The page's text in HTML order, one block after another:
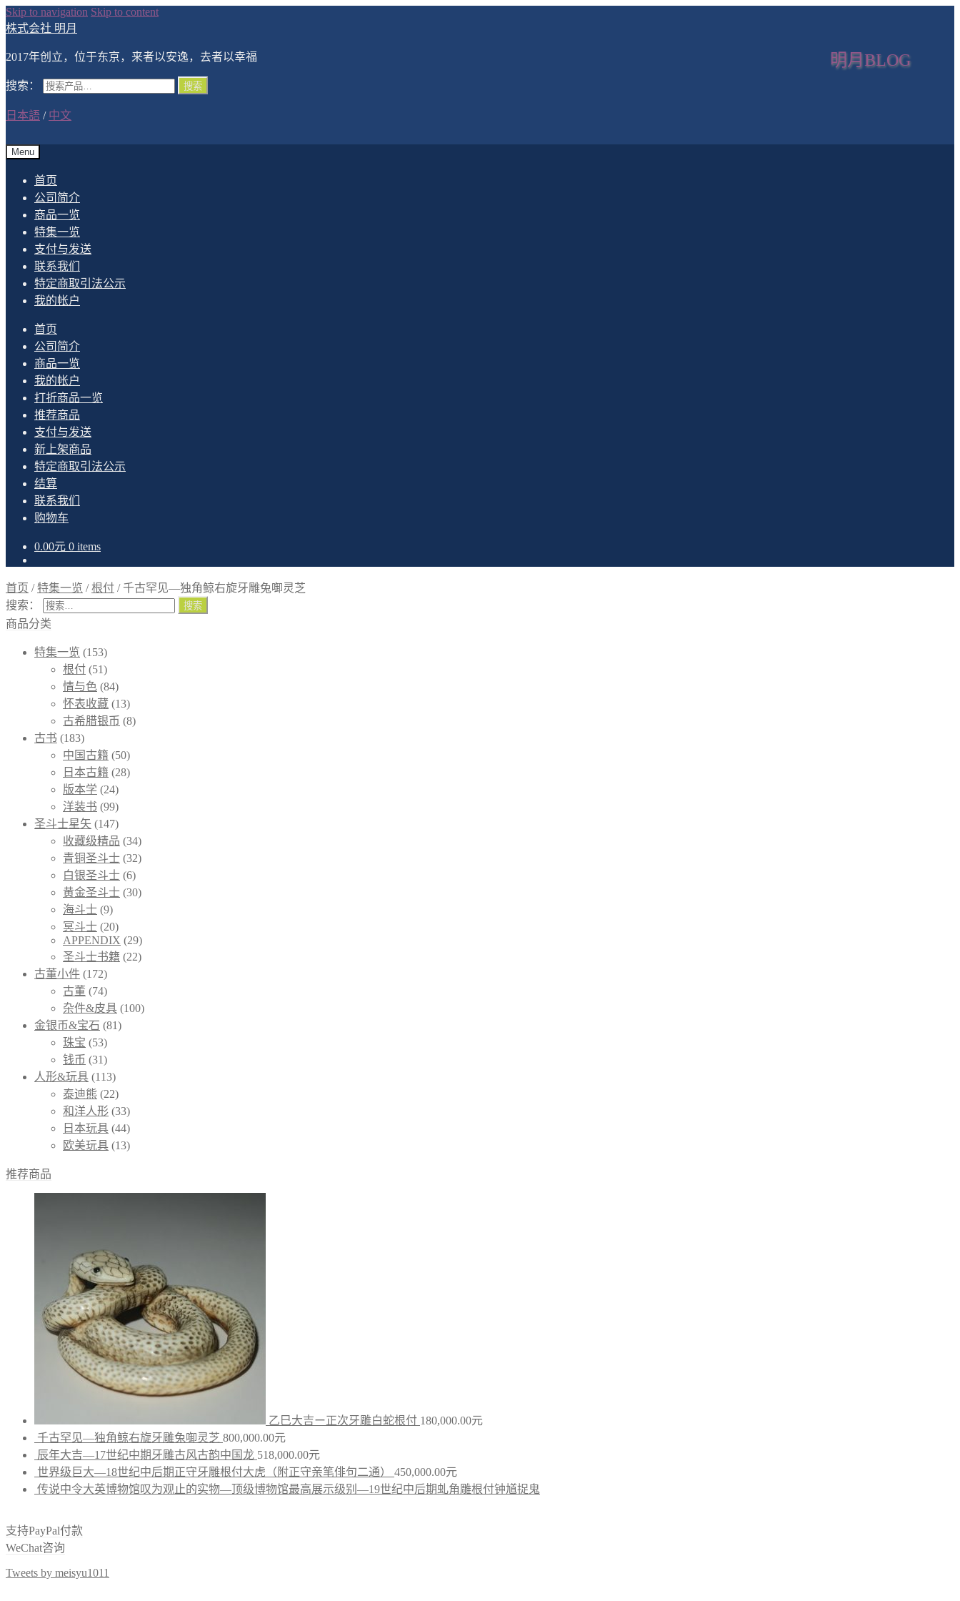
Skip to navigation Skip to content
株式会社 明月
明月BLOG
2017年创立，位于东京，来者以安逸，去者以幸福
搜索： 搜索
日本語 / 中文
Menu
首页
公司简介
商品一览
特集一览
支付与发送
联系我们
特定商取引法公示
我的帐户
首页
公司简介
商品一览
我的帐户
打折商品一览
推荐商品
支付与发送
新上架商品
特定商取引法公示
结算
联系我们
购物车
0.00元 0 items
首页 /特集一览 /根付 /千古罕见—独角鲸右旋牙雕兔啣灵芝
搜索：
商品分类
特集一览 (153)
根付 (51)
情与色 (84)
怀表收藏 (13)
古希腊银币 (8)
古书 (183)
中国古籍 (50)
日本古籍 (28)
版本学 (24)
洋装书 (99)
圣斗士星矢 (147)
收藏级精品 (34)
青铜圣斗士 (32)
白银圣斗士 (6)
黄金圣斗士 (30)
海斗士 (9)
冥斗士 (20)
APPENDIX (29)
圣斗士书籍 (22)
古董小件 (172)
古董 (74)
杂件&皮具 (100)
金银币&宝石 (81)
珠宝 (53)
钱币 (31)
人形&玩具 (113)
泰迪熊 (22)
和洋人形 (33)
日本玩具 (44)
欧美玩具 (13)
推荐商品
乙巳大吉ー正次牙雕白蛇根付 180,000.00元
千古罕见—独角鲸右旋牙雕兔啣灵芝 800,000.00元
辰年大吉—17世纪中期牙雕古风古韵中国龙 518,000.00元
世界级巨大—18世纪中后期正守牙雕根付大虎（附正守亲笔俳句二通）
450,000.00元
传说中令大英博物馆叹为观止的实物—顶级博物馆最高展示级别—19世纪中后期虬角雕根付钟馗捉鬼
支持PayPal付款
WeChat咨询
Tweets by meisyu1011